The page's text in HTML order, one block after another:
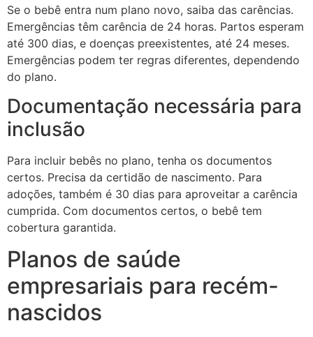
Se o bebê entra num plano novo, saiba das carências.
Emergências têm carência de 24 horas. Partos esperam
até 300 dias, e doenças preexistentes, até 24 meses.
Emergências podem ter regras diferentes, dependendo
do plano.
Documentação necessária para
inclusão
Para incluir bebês no plano, tenha os documentos
certos. Precisa da certidão de nascimento. Para
adoções, também é 30 dias para aproveitar a carência
cumprida. Com documentos certos, o bebê tem
cobertura garantida.
Planos de saúde
empresariais para recém-
nascidos